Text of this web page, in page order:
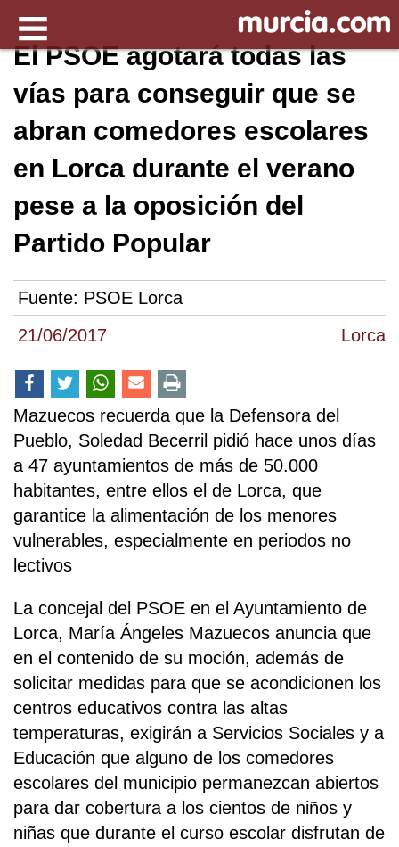
21/06/2017 Lorca
El PSOE agotará todas las
vías para conseguir que se
abran comedores escolares
en Lorca durante el verano
pese a la oposición del
Partido Popular
Fuente: PSOE Lorca
Mazuecos recuerda que la Defensora del
Pueblo, Soledad Becerril pidió hace unos días
a 47 ayuntamientos de más de 50.000
habitantes, entre ellos el de Lorca, que
garantice la alimentación de los menores
vulnerables, especialmente en periodos no
lectivos
La concejal del PSOE en el Ayuntamiento de
Lorca, María Ángeles Mazuecos anuncia que
en el contenido de su moción, además de
solicitar medidas para que se acondicionen los
centros educativos contra las altas
temperaturas, exigirán a Servicios Sociales y a
Educación que alguno de los comedores
escolares del municipio permanezcan abiertos
para dar cobertura a los cientos de niños y
niñas que durante el curso escolar disfrutan de